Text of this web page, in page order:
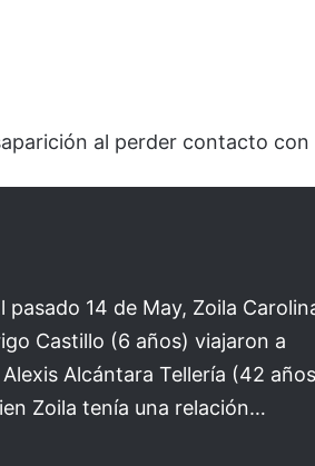
al perder contacto con
14 de May, Zoila
Castillo (6 años) viajaron a
Alcántara Tellería (42
Zoila tenía una relación…